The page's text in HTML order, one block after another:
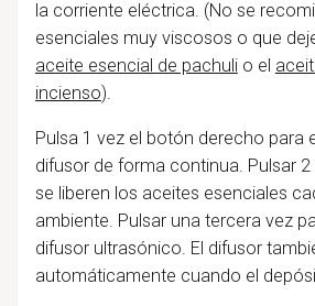
la corriente eléctrica. (No se
esenciales muy viscosos o que
aceite esencial de pachulio el
incienso).
Pulsa 1 vez el botón derecho para
difusor de forma continua. Pulsar
se liberen los aceites esenciales
ambiente. Pulsar una tercera vez
difusor ultrasónico. El difusor
automáticamente cuando el